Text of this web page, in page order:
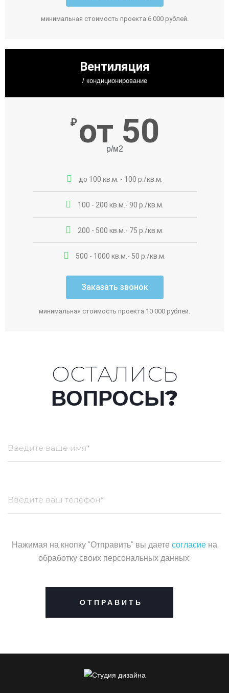
минимальная стоимость проекта 6 000 рублей.
Вентиляция
/ кондиционирование
₽ от 50
р/м2
до 100 кв.м. - 100 р./кв.м.
100 - 200 кв.м.- 90 р./кв.м.
200 - 500 кв.м.- 75 р./кв.м.
500 - 1000 кв.м.- 50 р./кв.м.
Заказать звонок
минимальная стоимость проекта 10 000 рублей.
ОСТАЛИСЬ
ВОПРОСЫ?
Нажимая на кнопку "Отправить" вы даете согласие на
обработку своих персональных данных.